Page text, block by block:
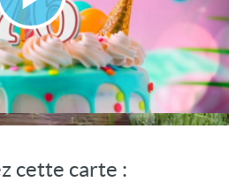
Lire
la
vidéo
cette carte :